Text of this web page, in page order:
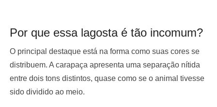
Por que essa lagosta é tão incomum?
O principal destaque está na forma como suas cores se
distribuem. A carapaça apresenta uma separação nítida
entre dois tons distintos, quase como se o animal tivesse
sido dividido ao meio.